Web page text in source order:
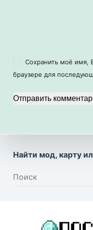
Сохранить моё имя,
браузере для
Отправить
Найти мод, карту